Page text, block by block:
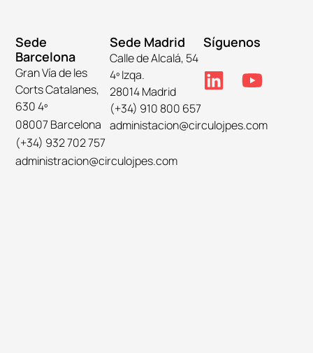
Sede
Barcelona
Gran Vía de les
Corts Catalanes,
630 4º
08007 Barcelona
(+34) 932 702 757
administracion@circulojpes.com
Sede Madrid
Calle de Alcalá, 54
4º Izqa.
28014 Madrid
(+34) 910 800 657
administacion@circulojpes.com
Síguenos